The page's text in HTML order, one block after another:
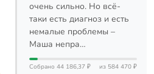
очень сильно. Но всё-
таки есть диагноз и есть
немалые проблемы –
Маша непра…
Собрано 44 186,37 ₽ из 584 470 ₽